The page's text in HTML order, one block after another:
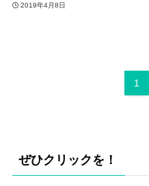
2019年4月8日
1
ぜひクリックを！